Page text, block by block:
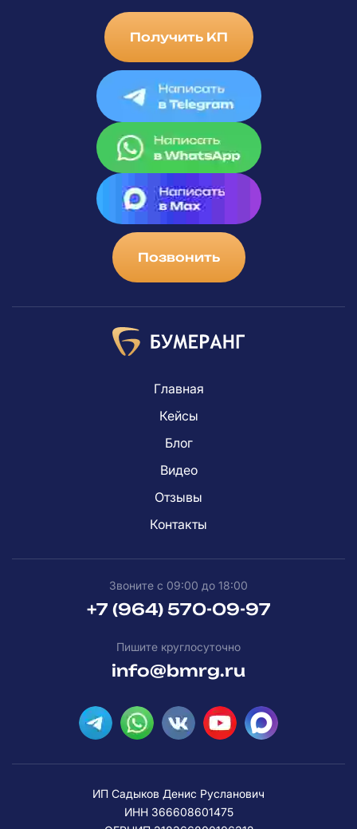
Получить КП
Позвонить
Главная
Кейсы
Блог
Видео
Отзывы
Контакты
Звоните с 09:00 до 18:00
+7 (964) 570-09-97
Пишите круглосуточно
info@bmrg.ru
ИП Садыков Денис Русланович
ИНН 366608601475